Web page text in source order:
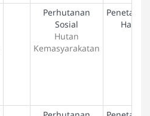
Perhutanan
Sosial
Hutan
Kemasyarakatan
Penetapan
Hak